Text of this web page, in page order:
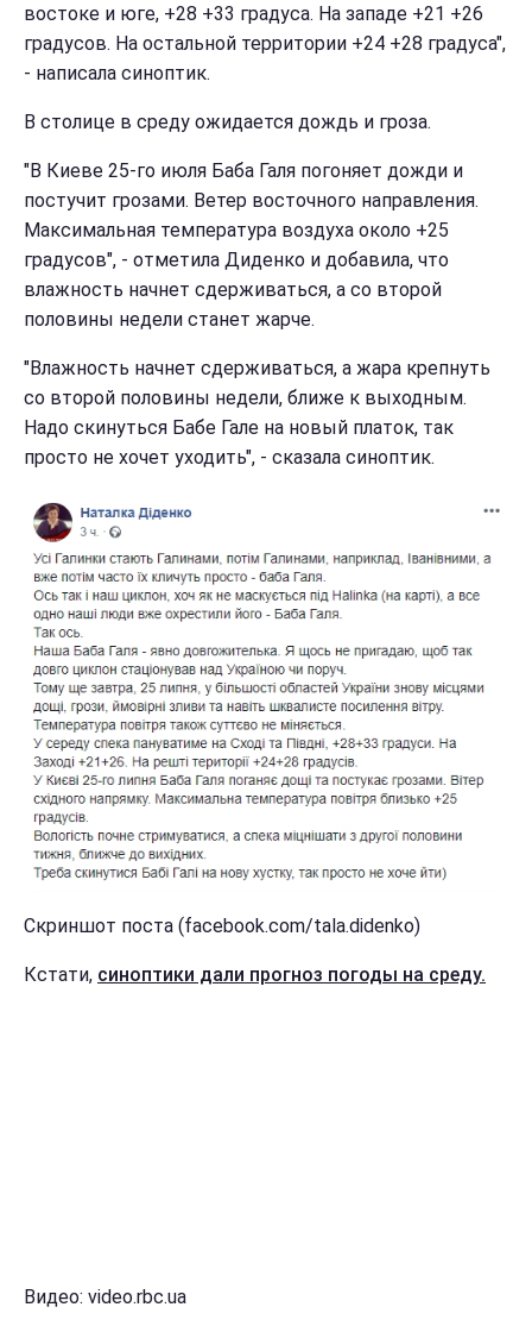
востоке и юге, +28 +33 градуса. На западе +21 +26
градусов. На остальной территории +24 +28 градуса",
- написала синоптик.
В столице в среду ожидается дождь и гроза.
"В Киеве 25-го июля Баба Галя погоняет дожди и
постучит грозами. Ветер восточного направления.
Максимальная температура воздуха около +25
градусов", - отметила Диденко и добавила, что
влажность начнет сдерживаться, а со второй
половины недели станет жарче.
"Влажность начнет сдерживаться, а жара крепнуть
со второй половины недели, ближе к выходным.
Надо скинуться Бабе Гале на новый платок, так
просто не хочет уходить", - сказала синоптик.
Скриншот поста (facebook.com/tala.didenko)
Кстати, синоптики дали прогноз погоды на среду.
Видео: video.rbc.ua